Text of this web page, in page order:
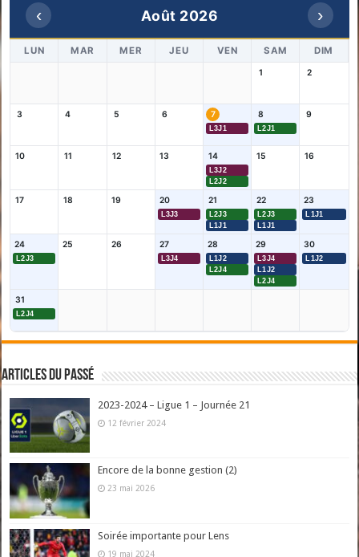
‹ Août 2026 ›
LUN MAR MER JEU VEN SAM DIM
1 2
3 4 5 6 7
L3J1
8
L2J1
9
10 11 12 13 14
L3J2
L2J2
15 16
17 18 19 20
L3J3
21
L2J3
L1J1
22
L2J3
L1J1
23
L1J1
24
L2J3
25 26 27
L3J4
28
L1J2
L2J4
29
L3J4
L1J2
L2J4
30
L1J2
31
L2J4
Articles du passé
2023-2024 – Ligue 1 – Journée 21
12 février 2024
Encore de la bonne gestion (2)
23 mai 2026
Soirée importante pour Lens
19 mai 2024